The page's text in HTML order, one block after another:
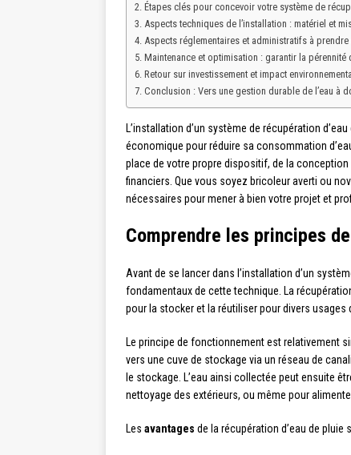
Étapes clés pour concevoir votre système de
Aspects techniques de l’installation : matériel et
Aspects réglementaires et administratifs à prendre
Maintenance et optimisation : garantir la pérennité
Retour sur investissement et impact
Conclusion : Vers une gestion durable de l’eau à
L’installation d’un système de récupération
économique pour réduire sa consommation
place de votre propre dispositif, de la
financiers. Que vous soyez bricoleur averti ou
nécessaires pour mener à bien votre projet et
Comprendre les principes
Avant de se lancer dans l’installation d’un
fondamentaux de cette technique. La
pour la stocker et la réutiliser pour divers usages
Le principe de fonctionnement est relativement
vers une cuve de stockage via un réseau de
le stockage. L’eau ainsi collectée peut ensuite
nettoyage des extérieurs, ou même pour
Les avantages de la récupération d’eau de pluie